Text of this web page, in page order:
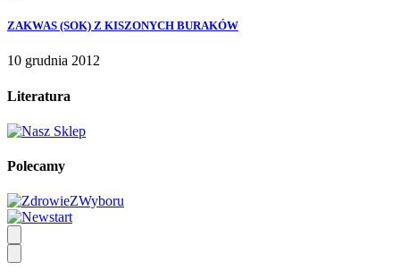
ZAKWAS (SOK) Z KISZONYCH BURAKÓW
10 grudnia 2012
Literatura
Polecamy